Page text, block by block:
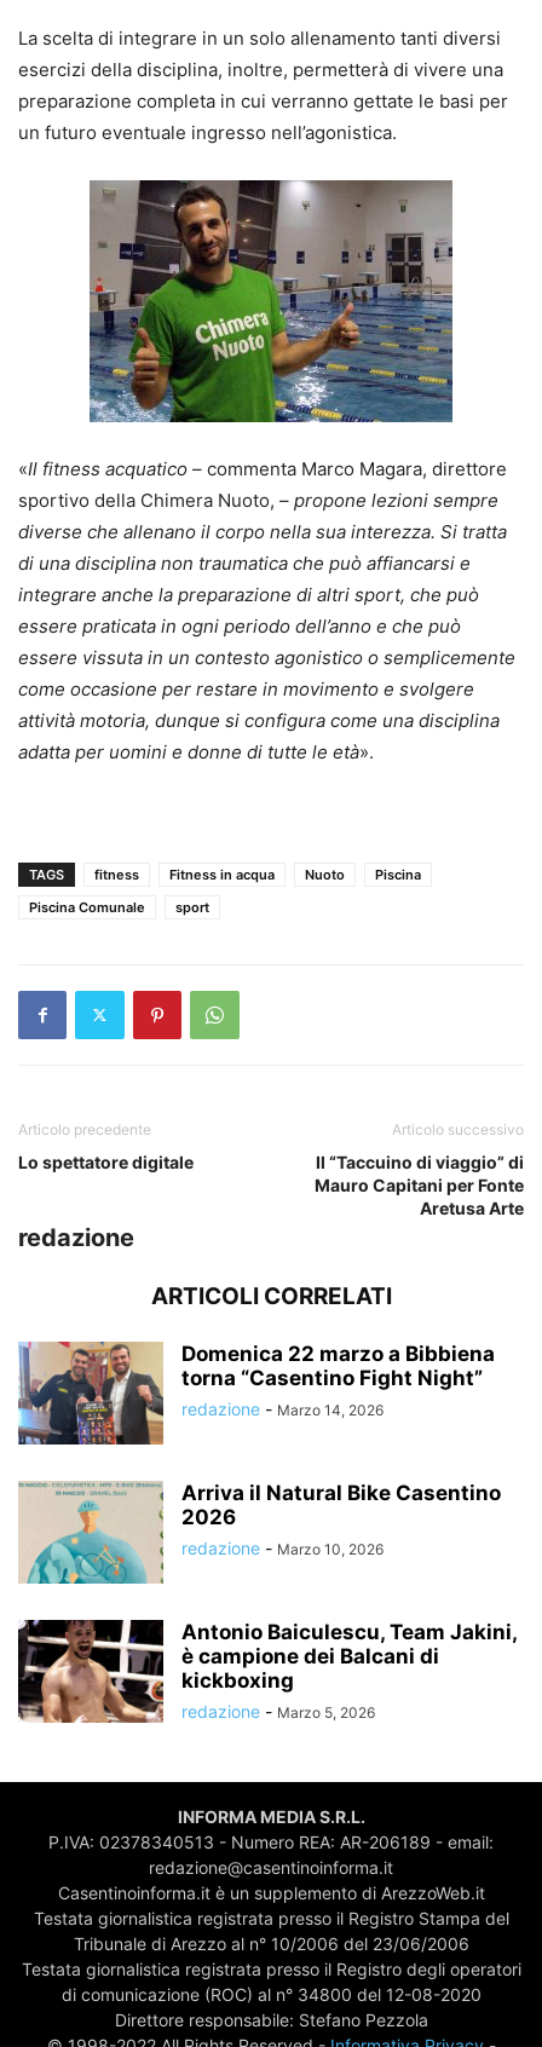
La scelta di integrare in un solo allenamento tanti diversi
esercizi della disciplina, inoltre, permetterà di vivere una
preparazione completa in cui verranno gettate le basi per
un futuro eventuale ingresso nell’agonistica.
«Il fitness acquatico – commenta Marco Magara, direttore
sportivo della Chimera Nuoto, – propone lezioni sempre
diverse che allenano il corpo nella sua interezza. Si tratta
di una disciplina non traumatica che può affiancarsi e
integrare anche la preparazione di altri sport, che può
essere praticata in ogni periodo dell’anno e che può
essere vissuta in un contesto agonistico o semplicemente
come occasione per restare in movimento e svolgere
attività motoria, dunque si configura come una disciplina
adatta per uomini e donne di tutte le età».
TAGS fitness Fitness in acqua Nuoto
Piscina
Piscina Comunale
sport
Articolo precedente
Lo spettatore digitale
Articolo successivo
Il “Taccuino di viaggio” di
Mauro Capitani per Fonte
Aretusa Arte
redazione
ARTICOLI CORRELATI
Domenica 22 marzo a Bibbiena
torna “Casentino Fight Night”
redazione - Marzo 14, 2026
Arriva il Natural Bike Casentino
2026
redazione - Marzo 10, 2026
Antonio Baiculescu, Team Jakini,
è campione dei Balcani di
kickboxing
redazione - Marzo 5, 2026
INFORMA MEDIA S.R.L.
P.IVA: 02378340513 - Numero REA: AR-206189 - email:
redazione@casentinoinforma.it
Casentinoinforma.it è un supplemento di ArezzoWeb.it
Testata giornalistica registrata presso il Registro Stampa del
Tribunale di Arezzo al n° 10/2006 del 23/06/2006
Testata giornalistica registrata presso il Registro degli operatori
di comunicazione (ROC) al n° 34800 del 12-08-2020
Direttore responsabile: Stefano Pezzola